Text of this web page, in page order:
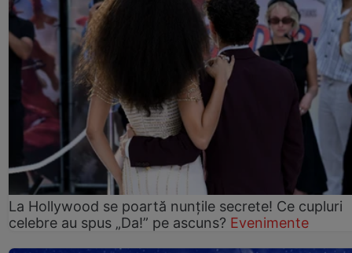
La Hollywood se poartă nunțile secrete! Ce cupluri
celebre au spus „Da!” pe ascuns? Evenimente